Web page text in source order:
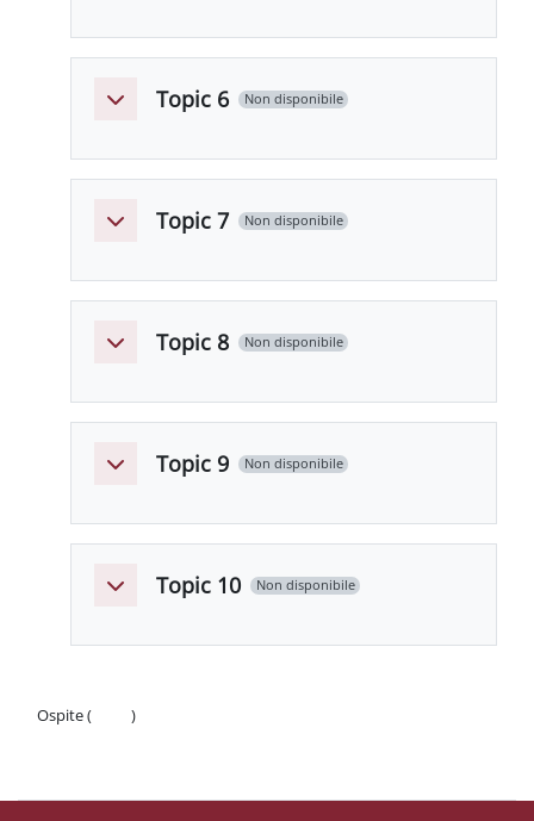
MinimizzaTopic 6 Non disponibile
MinimizzaTopic 7 Non disponibile
MinimizzaTopic 8 Non disponibile
MinimizzaTopic 9 Non disponibile
MinimizzaTopic 10 Non disponibile
Ospite (
)